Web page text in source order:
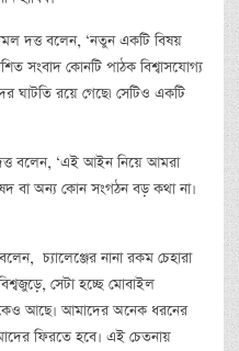
দত্ত বলেন, ‘নতুন একটি বিষয়
সংবাদ কোনটি পাঠক বিশ্বাসযোগ্য
ঘাটতি রয়ে গেছে৷ সেটিও একটি
বলেন, ‘এই আইন নিয়ে আমরা
বা অন্য কোন সংগঠন বড় কথা না।
চ্যালেঞ্জের নানা রকম চেহারা
সেটা হচ্ছে মোবাইল
আছে। আমাদের অনেক ধরনের
ফিরতে হবে। এই চেতনায়